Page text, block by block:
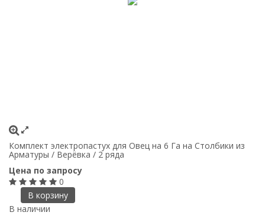
Комплект электропастух для Овец на 6 Га на Столбики из
Арматуры / Верёвка / 2 ряда
Цена по запросу
0
В корзину
В наличии